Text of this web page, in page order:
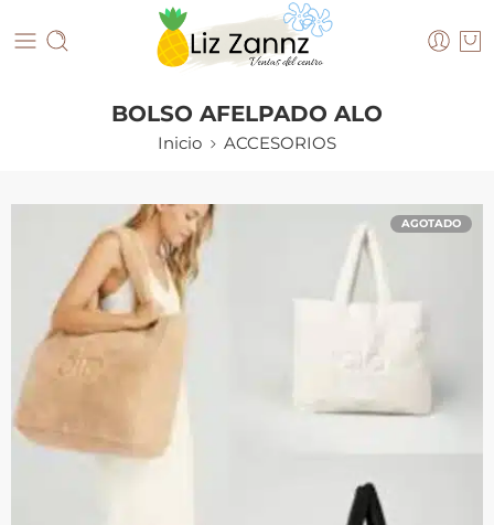
BOLSO AFELPADO ALO
Inicio ACCESORIOS
AGOTADO